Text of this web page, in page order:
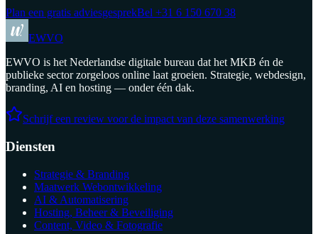
Plan een gratis adviesgesprekBel +31 6 150 670 38
EWVO
EWVO is het Nederlandse digitale bureau dat het MKB én de
publieke sector zorgeloos online laat groeien. Strategie, webdesign,
branding, AI en hosting — onder één dak.
Schrijf een review voor de impact van deze samenwerking
Diensten
Strategie & Branding
Maatwerk Webontwikkeling
AI & Automatisering
Hosting, Beheer & Beveiliging
Content, Video & Fotografie